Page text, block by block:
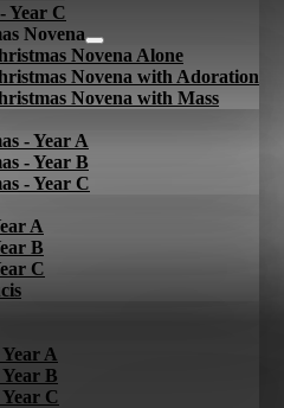
Year C
Novena
Novena Alone
Novena with Adoration
Novena with Mass
- Year A
- Year B
- Year C
A
B
C
A
B
C